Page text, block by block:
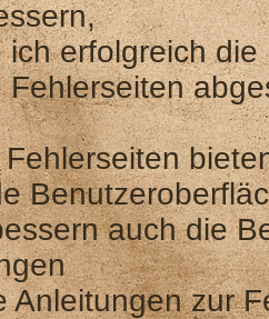
ich erfolgreich
Fehlerseiten
auch die
Anleitungen zur